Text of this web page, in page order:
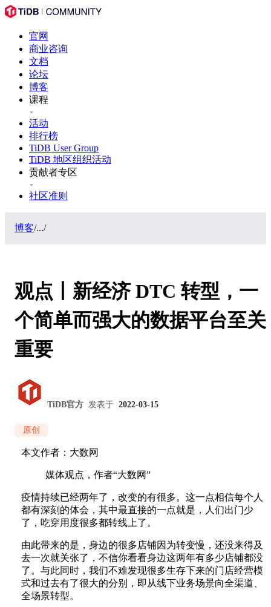
官网
商业咨询
文档
论坛
博客
课程
活动
排行榜
TiDB User Group
TiDB 地区组织活动
贡献者专区
社区准则
博客/.../
观点丨新经济 DTC 转型，一
个简单而强大的数据平台至关
重要
TiDB官方 发表于 2022-03-15
原创
本文作者：大数网
媒体观点，作者“大数网”
疫情持续已经两年了，改变的有很多。这一点相信每个人
都有深刻的体会，其中最直接的一点就是，人们出门少
了，吃穿用度很多都转线上了。
由此带来的是，身边的很多店铺因为转变慢，还没来得及
去一次就关张了，不信你看看身边这两年有多少店铺都没
了。与此同时，我们不难发现很多生存下来的门店经营模
式和过去有了很大的分别，即从线下业务场景向全渠道、
全场景转型。